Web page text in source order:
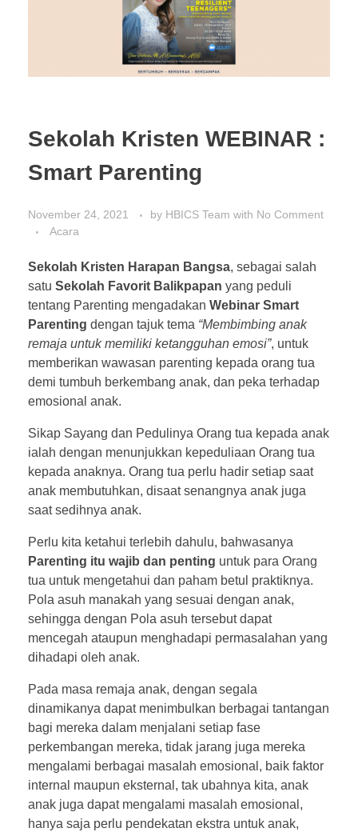
Sekolah Menengah Pertama
HBICS Exclusive Merchant
Berita
HUBUNGI KAMI
Sekolah Kristen WEBINAR :
Smart Parenting
November 24, 2021 by HBICS Team with No Comment
Acara
Sekolah Kristen Harapan Bangsa, sebagai salah
satu Sekolah Favorit Balikpapan yang peduli
tentang Parenting mengadakan Webinar Smart
Parenting dengan tajuk tema “Membimbing anak
remaja untuk memiliki ketangguhan emosi”, untuk
memberikan wawasan parenting kepada orang tua
demi tumbuh berkembang anak, dan peka terhadap
emosional anak.
Sikap Sayang dan Pedulinya Orang tua kepada anak
ialah dengan menunjukkan kepeduliaan Orang tua
kepada anaknya. Orang tua perlu hadir setiap saat
anak membutuhkan, disaat senangnya anak juga
saat sedihnya anak.
Perlu kita ketahui terlebih dahulu, bahwasanya
Parenting itu wajib dan penting untuk para Orang
tua untuk mengetahui dan paham betul praktiknya.
Pola asuh manakah yang sesuai dengan anak,
sehingga dengan Pola asuh tersebut dapat
mencegah ataupun menghadapi permasalahan yang
dihadapi oleh anak.
Pada masa remaja anak, dengan segala
dinamikanya dapat menimbulkan berbagai tantangan
bagi mereka dalam menjalani setiap fase
perkembangan mereka, tidak jarang juga mereka
mengalami berbagai masalah emosional, baik faktor
internal maupun eksternal, tak ubahnya kita, anak
anak juga dapat mengalami masalah emosional,
hanya saja perlu pendekatan ekstra untuk anak,